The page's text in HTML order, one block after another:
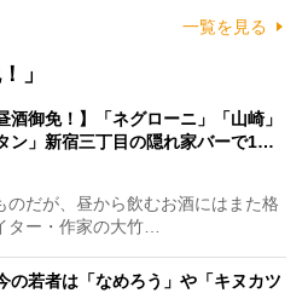
一覧を見る
」
酒御免！】「ネグローニ」「山崎」
ン」新宿三丁目の隠れ家バーで1…
だが、昼から飲むお酒にはまた格
ー・作家の大竹…
の若者は「なめろう」や「キヌカツ